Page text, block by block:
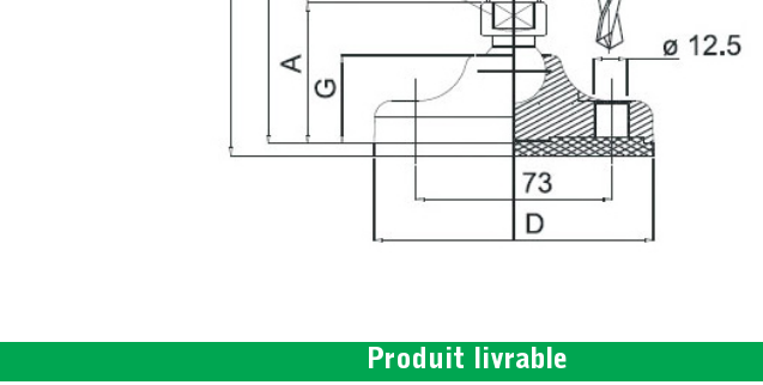
Produit livrable